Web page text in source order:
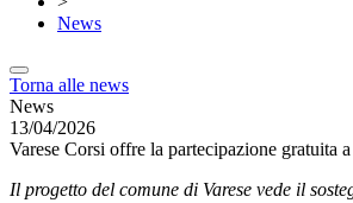
News
Torna alle news
News
13/04/2026
Varese Corsi offre la partecipazione gratuita
Il progetto del comune di Varese vede il